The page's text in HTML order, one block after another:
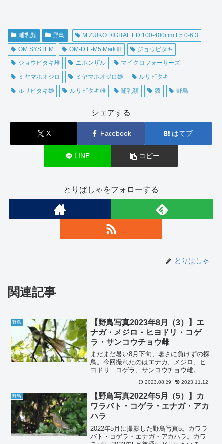
哺乳類 野鳥
M.ZUIKO DIGITAL ED 100-400mm F5.0-6.3
OM SYSTEM
OM-D E-M5 MarkⅢ
ジョウビタキ
ジョウビタキ雌
ニホンザル
マイクロフォーサーズ
ミヤマホオジロ
ミヤマホオジロ雄
ルリビタキ
ルリビタキ雄
ルリビタキ雌 哺乳類 猿 野鳥
シェアする
X Facebook はてブ
LINE コピー
とりぱしゃをフォローする
とりぱしゃ
関連記事
野鳥
【野鳥写真2023年8月（3）】エ
ナガ・メジロ・ヒヨドリ・コゲ
ラ・サンコウチョウ雌
まだまだ暑い8月下旬、暑さに負けずの探
鳥。今回撮れたのはエナガ、メジロ、ヒ
ヨドリ、コゲラ、サンコウチョウ雌。エ
ナガ 2023年8月下旬エナガです。メジ
ロ 2023年8月下旬メジロです。ヒヨド
リ 2023年8月下旬ヒヨドリです。ヒヨド
リの幼鳥...
2023.08.29 2023.11.12
野鳥
【野鳥写真2022年5月（5）】カ
ワラバト・コゲラ・エナガ・アカ
ハラ
2022年5月に撮影した野鳥写真5。カワラ
バト・コゲラ・エナガ・アカハラ。カワ